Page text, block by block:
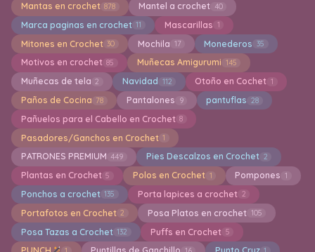
Mantas en crochet 878 Mantel a crochet 40
Marca paginas en crochet 11 Mascarillas 1
Mitones en Crochet 30 Mochila 17 Monederos 35
Motivos en crochet 85 Muñecas Amigurumi 145
Muñecas de tela 2 Navidad 112 Otoño en Cochet 1
Paños de Cocina 78 Pantalones 9 pantuflas 28
Pañuelos para el Cabello en Crochet 8
Pasadores/Ganchos en Crochet 1
PATRONES PREMIUM 449 Pies Descalzos en Crochet 2
Plantas en Crochet 5 Polos en Crochet 1 Pompones 1
Ponchos a crochet 135 Porta lapices a crochet 2
Portafotos en Crochet 2 Posa Platos en crochet 105
Posa Tazas a Crochet 132 Puffs en Crochet 5